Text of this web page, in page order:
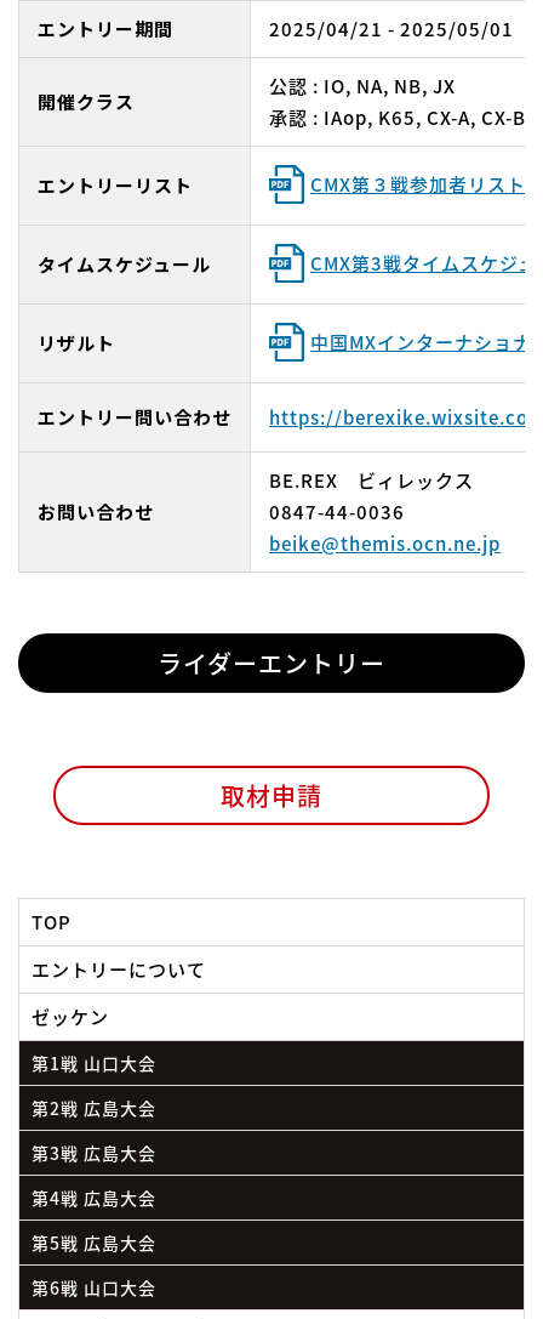
エントリー期間 2025/04/21 - 2025/05/01
開催クラス
公認 : IO, NA, NB, JX
承認 : IAop, K65, CX-A, CX-B,
エントリーリスト CMX第３戦参加者リスト
タイムスケジュール CMX第3戦タイムスケジュ
リザルト 中国MXインターナショナ
エントリー問い合わせ https://
お問い合わせ
BE.REX ビィレックス
0847-44-0036
beike@themis.ocn.ne.jp
ライダーエントリー
取材申請
TOP
エントリーについて
ゼッケン
第1戦 山口大会
第2戦 広島大会
第3戦 広島大会
第4戦 広島大会
第5戦 広島大会
第6戦 山口大会